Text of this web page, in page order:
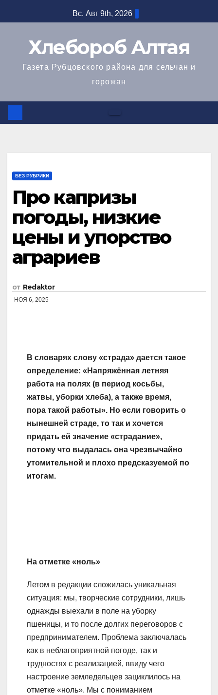
к
Вс. Авг 9th, 2026
Хлебороб Алтая
Газета Рубцовского района для сельчан и
горожан
БЕЗ РУБРИКИ
Про капризы
погоды, низкие
цены и упорство
аграриев
от Redaktor
НОЯ 6, 2025
В словарях слову «страда» дается такое
определение: «Напряжённая летняя
работа на полях (в период косьбы,
жатвы, уборки хлеба), а также время,
пора такой работы». Но если говорить о
нынешней страде, то так и хочется
придать ей значение «страдание»,
потому что выдалась она чрезвычайно
утомительной и плохо предсказуемой по
итогам.
На отметке «ноль»
Летом в редакции сложилась уникальная
ситуация: мы, творческие сотрудники, лишь
однажды выехали в поле на уборку
пшеницы, и то после долгих переговоров с
предпринимателем. Проблема заключалась
как в неблагоприятной погоде, так и
трудностях с реализацией, ввиду чего
настроение земледельцев зациклилось на
отметке «ноль». Мы с пониманием